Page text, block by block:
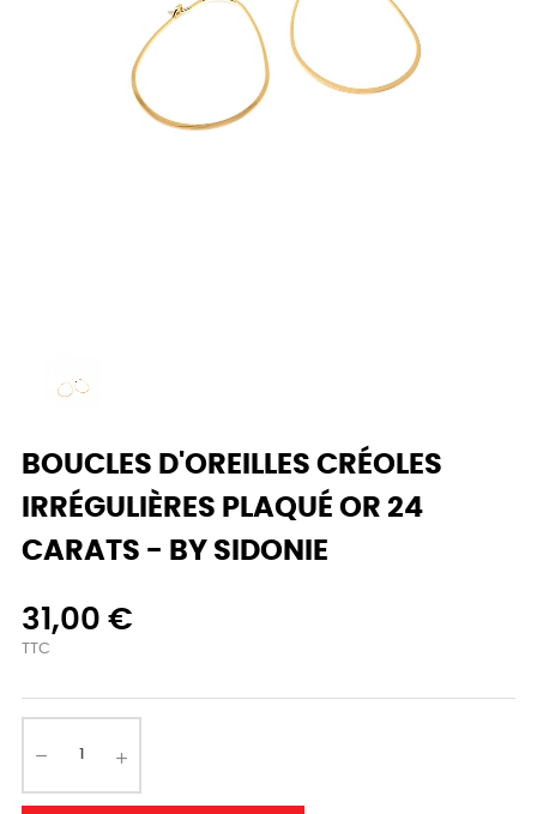
BOUCLES D'OREILLES CRÉOLES
IRRÉGULIÈRES PLAQUÉ OR 24
CARATS - BY SIDONIE
31,00 €
TTC